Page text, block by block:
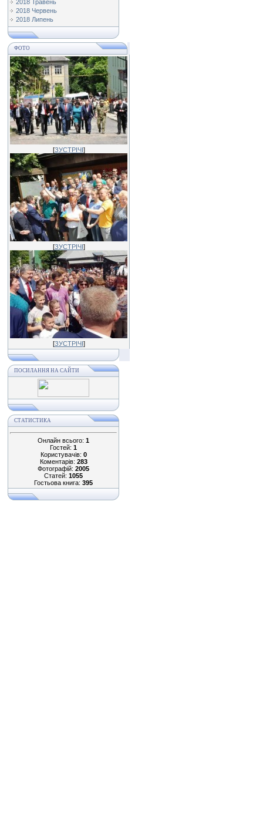
2018 Травень
2018 Червень
2018 Липень
ФОТО
[ЗУСТРІЧІ]
[ЗУСТРІЧІ]
[ЗУСТРІЧІ]
ПОСИЛАННЯ НА САЙТИ
СТАТИСТИКА
Онлайн всього: 1
Гостей: 1
Користувачів: 0
Коментарів: 283
Фотографій: 2005
Статей: 1055
Гостьова книга: 395